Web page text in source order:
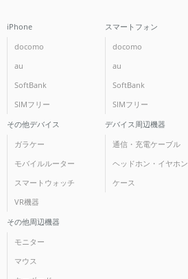
iPhone
docomo
au
SoftBank
SIMフリー
スマートフォン
docomo
au
SoftBank
SIMフリー
その他デバイス
ガラケー
モバイルルーター
スマートウォッチ
VR機器
デバイス周辺機器
通信・充電ケーブル
ヘッドホン・イヤホン
ケース
その他周辺機器
モニター
マウス